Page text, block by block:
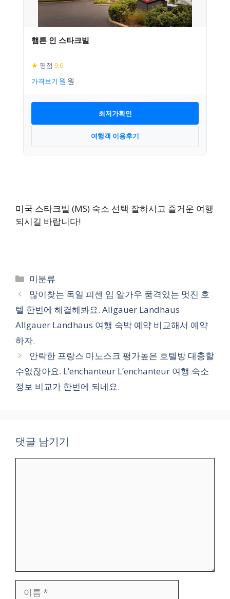
햄튼 인 스타크빌
★ 평점 9.6
가격보기
최저가확인
여행객 이용후기
미국 스타크빌 (MS) 숙소 선택 잘하시고 즐거운 여행
되시길 바랍니다!
카
테
고
리
미분류
많이찾는 독일 피센 임 알가우 품격있는 멋진 호
텔 한번에 해결해봐요. Allgauer Landhaus
Allgauer Landhaus 여행 숙박 예약 비교해서 예약
하자.
안락한 프랑스 마노스크 평가높은 호텔방 대충할
수없잖아요. L’enchanteur L’enchanteur 여행 숙소
정보 비교가 한번에 되네요.
댓글 남기기